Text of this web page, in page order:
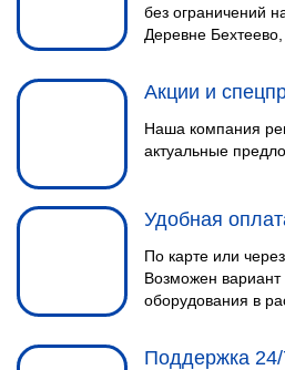
без ограничений
Деревне
Акции и
Наша компания
актуальные
Удобная
По карте или
Возможен вариант
оборудования в
Поддержка